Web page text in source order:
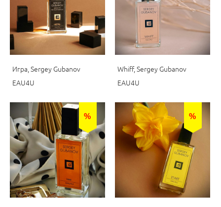
Игра, Sergey Gubanov
EAU4U
Whiff, Sergey Gubanov
EAU4U
% %